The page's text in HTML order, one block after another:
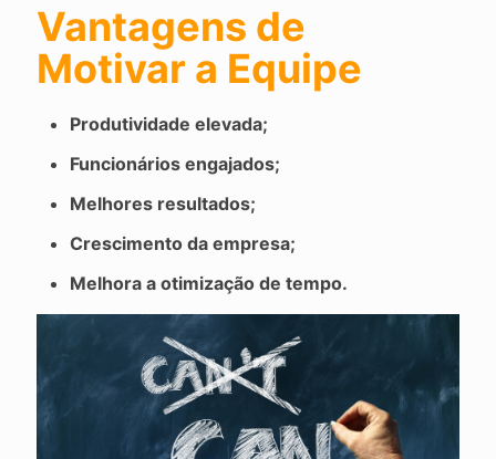
Vantagens de
Motivar a Equipe
Produtividade elevada;
Funcionários engajados;
Melhores resultados;
Crescimento da empresa;
Melhora a otimização de tempo.